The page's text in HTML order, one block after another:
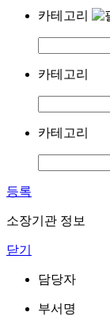
카테고리
카테고리
카테고리
등록
소장기관 정보
닫기
담당자
부서명